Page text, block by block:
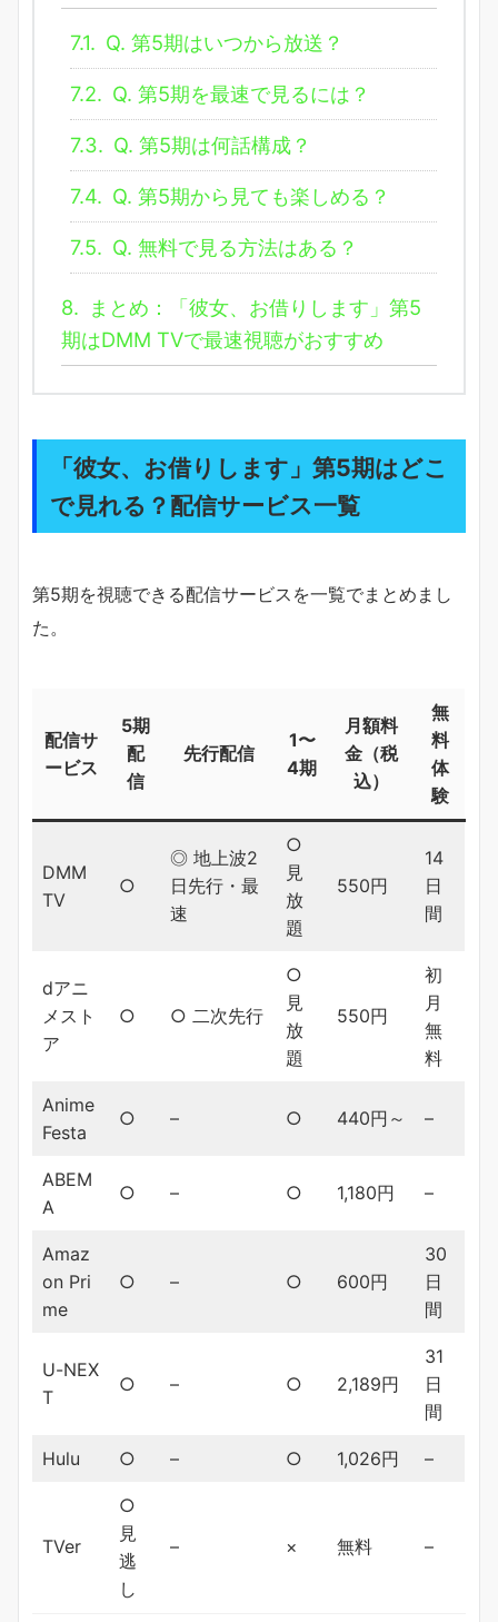
7.1. Q. 第5期はいつから放送？
7.2. Q. 第5期を最速で見るには？
7.3. Q. 第5期は何話構成？
7.4. Q. 第5期から見ても楽しめる？
7.5. Q. 無料で見る方法はある？
8.
まとめ：「彼女、お借りします」第5
期はDMM TVで最速視聴がおすすめ
「彼女、お借りします」第5期はどこ
で見れる？配信サービス一覧
第5期を視聴できる配信サービスを一覧でまとめまし
た。
配信サ
ービス
5期
配
信
先行配信
1〜
4期
月額料
金（税
込）
無
料
体
験
DMM
TV
○
◎ 地上波2
日先行・最
速
○
見
放
題
550円
14
日
間
dアニ
メスト
ア
○ ○ 二次先行
○
見
放
題
550円
初
月
無
料
Anime
Festa
○ – ○ 440円～ –
ABEM
A
○ – ○ 1,180円 –
Amaz
on Pri
me
○ – ○ 600円
30
日
間
U-NEX
T
○ – ○ 2,189円
31
日
間
Hulu ○ – ○ 1,026円 –
TVer
○
見
逃
し
– × 無料 –